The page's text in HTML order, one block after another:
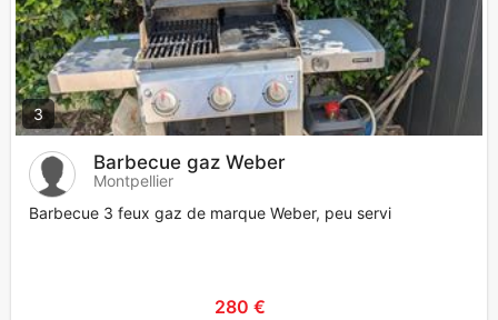
3
Barbecue gaz Weber
Montpellier
Barbecue 3 feux gaz de marque Weber, peu servi
280 €